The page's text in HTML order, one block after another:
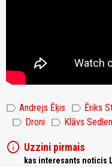
label Andrejs Ēķis label Ēriks
label Droni label Klāvs
info Uzzini pirmais
kas interesants noticis